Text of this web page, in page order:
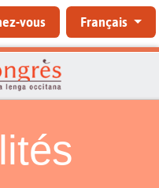
vous Français